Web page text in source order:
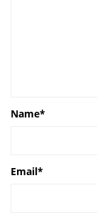
Name*
Email*